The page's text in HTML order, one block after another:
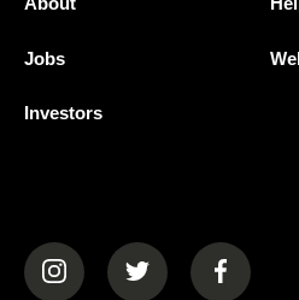
Jobs
Investors
(opens in a new tab)
(opens in a new
(opens